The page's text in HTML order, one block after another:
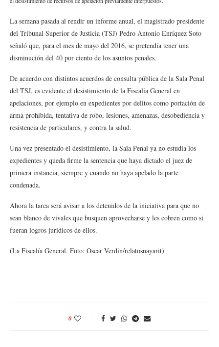
La semana pasada al rendir un informe anual, el magistrado presidente
del Tribunal Superior de Justicia (TSJ) Pedro Antonio Enríquez Soto
señaló que, para el mes de mayo del 2016, se pretendía tener una
disminución del 40 por ciento de los asuntos penales.
De acuerdo con distintos acuerdos de consulta pública de la Sala Penal
del TSJ, es evidente el desistimiento de la Fiscalía General en
apelaciones, por ejemplo en expedientes por delitos como portación de
arma prohibida, tentativa de robo, lesiones, amenazas, desobediencia y
resistencia de particulares, y contra la salud.
Una vez presentado el desistimiento, la Sala Penal ya no estudia los
expedientes y queda firme la sentencia que haya dictado el juez de
primera instancia, siempre y cuando no haya apelado la parte
condenada.
Ahora la tarea será avisar a los detenidos de la iniciativa para que no
sean blanco de vivales que busquen aprovecharse y les cobren como si
fueran logros jurídicos de ellos.
(La Fiscalía General. Foto: Oscar Verdín/relatosnayarit)
0